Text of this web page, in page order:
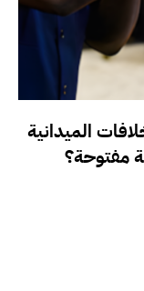
الميدانية
مفتوحة؟